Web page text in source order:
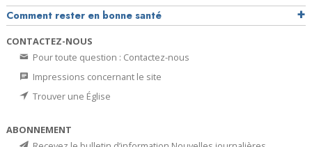
Comment rester en bonne santé
CONTACTEZ-NOUS
Pour toute question : Contactez-nous
Impressions concernant le site
Trouver une Église
ABONNEMENT